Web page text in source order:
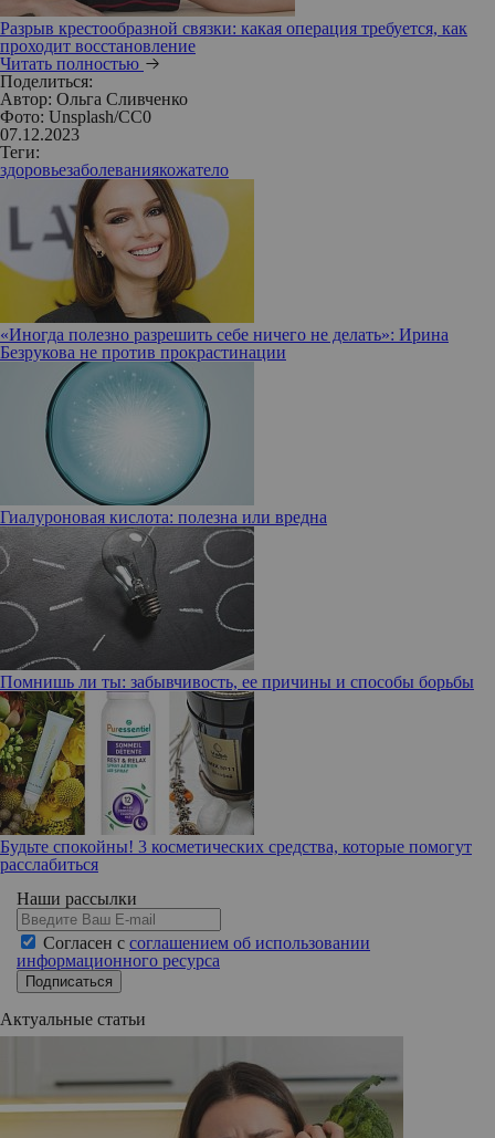
Разрыв крестообразной связки: какая операция требуется, как
проходит восстановление
Читать полностью
Поделиться:
Автор: Ольга Сливченко
Фото: Unsplash/СС0
07.12.2023
Теги:
здоровьезаболеваниякожатело
«Иногда полезно разрешить себе ничего не делать»: Ирина
Безрукова не против прокрастинации
Гиалуроновая кислота: полезна или вредна
Помнишь ли ты: забывчивость, ее причины и способы борьбы
Будьте спокойны! 3 косметических средства, которые помогут
расслабиться
Наши рассылки
Согласен с соглашением об использовании
информационного ресурса
Подписаться
Актуальные статьи